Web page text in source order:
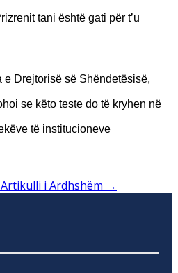
tani është gati për t’u
e Drejtorisë së Shëndetësisë,
se këto teste do të kryhen në
të institucioneve
Artikulli i Ardhshëm →